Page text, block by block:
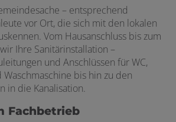
– entsprechend
vor Ort, die sich mit den lokalen
Vom Hausanschluss bis zum
Ihre Sanitärinstallation –
und Anschlüssen für WC,
Waschmaschine bis hin zu den
in die Kanalisation.
Fachbetrieb